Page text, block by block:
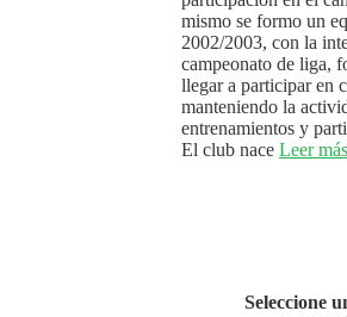
mismo se formo un
2002/2003, con la
campeonato de liga,
llegar a participar en
manteniendo la
entrenamientos y
El club nace Leer más
Seleccione